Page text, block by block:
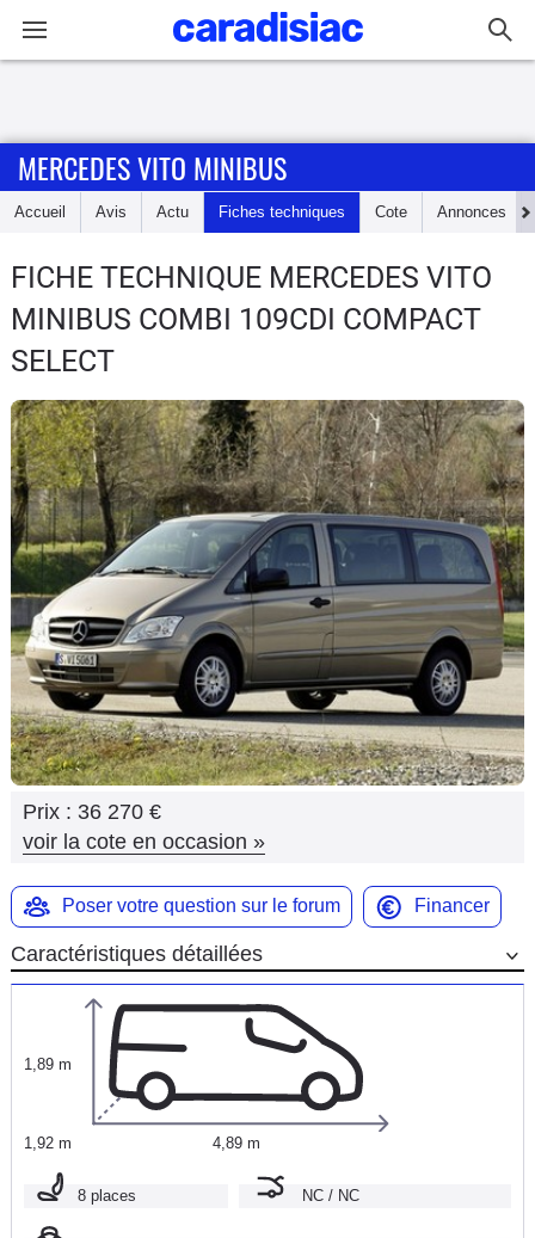
Accueil
Essais
Guide
d'achat
Electriques
Utilitaires
Flottes
Auto
Services
Forum
Moto
Marques
MERCEDES VITO MINIBUS
Accueil Avis Actu Fiches techniques Cote Annonces
FICHE TECHNIQUE MERCEDES VITO
MINIBUS COMBI 109CDI COMPACT
SELECT
Prix : 36 270 €
voir la cote en occasion »
Poser votre question sur le forum Financer
Caractéristiques détaillées
1,89 m
1,92 m 4,89 m
8 places NC / NC